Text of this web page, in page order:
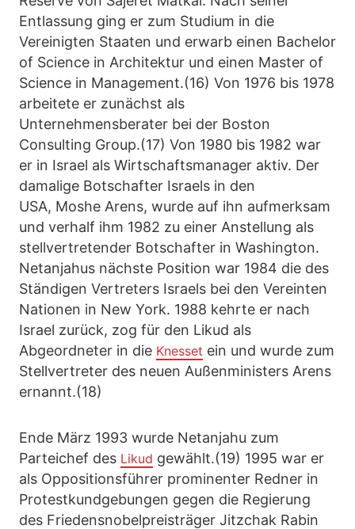
Entlassung ging er zum Studium in die
Vereinigten Staaten und erwarb einen Bachelor
of Science in Architektur und einen Master of
Science in Management.(16) Von 1976 bis 1978
arbeitete er zunächst als
Unternehmensberater bei der Boston
Consulting Group.(17) Von 1980 bis 1982 war
er in Israel als Wirtschaftsmanager aktiv. Der
damalige Botschafter Israels in den
USA, Moshe Arens, wurde auf ihn aufmerksam
und verhalf ihm 1982 zu einer Anstellung als
stellvertretender Botschafter in Washington.
Netanjahus nächste Position war 1984 die des
Ständigen Vertreters Israels bei den Vereinten
Nationen in New York. 1988 kehrte er nach
Israel zurück, zog für den Likud als
Abgeordneter in die Knesset ein und wurde zum
Stellvertreter des neuen Außenministers Arens
ernannt.(18)
Ende März 1993 wurde Netanjahu zum
Parteichef des Likud gewählt.(19) 1995 war er
als Oppositionsführer prominenter Redner in
Protestkundgebungen gegen die Regierung
des Friedensnobelpreisträger Jitzchak Rabin